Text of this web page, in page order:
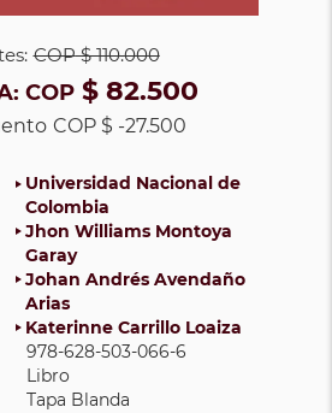
COP$ 110.000
COP$ 82.500
COP $ -27.500
Universidad Nacional de
Colombia
Jhon Williams Montoya
Garay
Johan Andrés Avendaño
Arias
Katerinne Carrillo Loaiza
978-628-503-066-6
Libro
Tapa Blanda